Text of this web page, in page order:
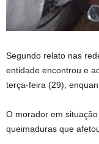
Segundo relato nas
entidade encontrou e
terça-feira (29),
O morador em
queimaduras que